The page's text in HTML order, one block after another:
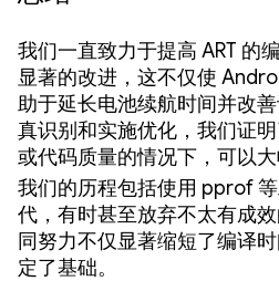
我们一直致力于提高 ART 的
显著的改进，这不仅使
助于延长电池续航时间并改
真识别和实施优化，我们证
或代码质量的情况下，可以大
我们的历程包括使用 pprof
代，有时甚至放弃不太有成
同努力不仅显著缩短了编译
定了基础。